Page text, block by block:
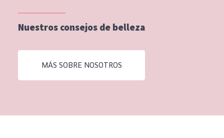
Piel menopáusica
EDAD
Nuestros consejos de belleza
MÁS SOBRE NOSOTROS